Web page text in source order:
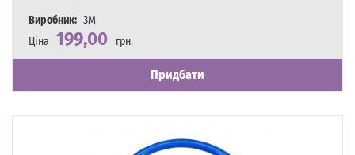
Виробник: 3M
Ціна 199,00
грн.
Наявність
Є в наявності
Придбати